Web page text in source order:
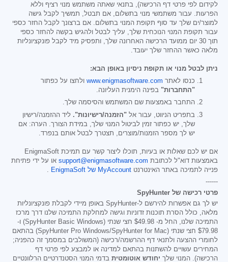
לקידום לפי פרטי דף הרכישה), בתנאי שאתה משתמש מנוי רציף וללא
הפרעות. עבור משתמשי מנוי בתשלום, אם תבטל, תמשיך לקבל גישה
למוצר/ים שלך עד סוף תקופת המנוי בתשלום. אם ברצונך לקבל החזר כספי
עבור תקופת המנוי הנוכחית שלך, עליך לבטל ולהגיש בקשה להחזר כספי
תוך 30 יום ממועד הרכישה האחרונה שלך, ותפסיק מיד לקבל פונקציונליות
מלאה כאשר ההחזר שלך יעובד.
ניתן לבטל מנוי או תקופת ניסיון באופן הבא:
כנסו לאתר www.enigmasoftware.com ולחצו על כפתור
"התחברות" בפינה הימנית העליונה.
התחבר באמצעות שם המשתמש והסיסמה שלך.
בתפריט הניווט, עבור אל "הזמנה/רישיונות". ליד ההזמנה/רישיון
שלך, יש כפתור זמין לביטול המנוי שלך, במידת הצורך. הערה: אם
יש לך מספר הזמנות/מוצרים, תצטרך לבטל אותם בנפרד.
אם יש לכם שאלות או בעיות, תוכלו ליצור קשר עם תמיכת EnigmaSoft
באמצעות דוא"ל לכתובת support@enigmasoftware.com או על ידי פתיחת
פנייה לתמיכה באתר האינטרנט MyAccount של EnigmaSoft
------
פרטי רכישה של SpyHunter
יש לך גם אפשרות להירשם ל-SpyHunter באופן מיידי לקבלת פונקציונליות
מלאה, כולל הסרת תוכנות זדוניות וגישה למחלקת התמיכה שלנו דרך מרכז
התמיכה שלנו, החל מ- $49.98 חצי שנתי (SpyHunter Basic Windows) ו-
$79.98
חצי שנתי (SpyHunter Pro Windows/SpyHunter for Mac) בהתאם
לחומרי ההצעה ולתנאי דף ההרשמה/רכישה (המשולבים במסמך זה כהפניה;
המחירים עשויים להשתנות בהתאם למדינה או למבצע לפי פרטי דף
הרכישה). המנוי שלך יחודש אוטומטית בדמי המנוי הסטנדרטיים הרלוונטיים